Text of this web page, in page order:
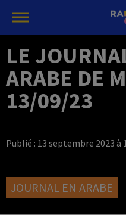
LE
ARABE DE
13/09/23
Publié : 13 septembre 2023 à
JOURNAL EN ARABE